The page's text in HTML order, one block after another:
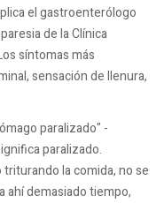
el gastroenterólogo
de la Clínica
síntomas más
sensación de llenura,
paralizado" -
paralizado.
la comida, no se
ahí demasiado tiempo,